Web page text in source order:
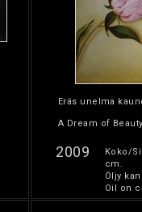
Eräs unelma
A Dream of
2009
Koko/
cm.
Öljy
Oil on